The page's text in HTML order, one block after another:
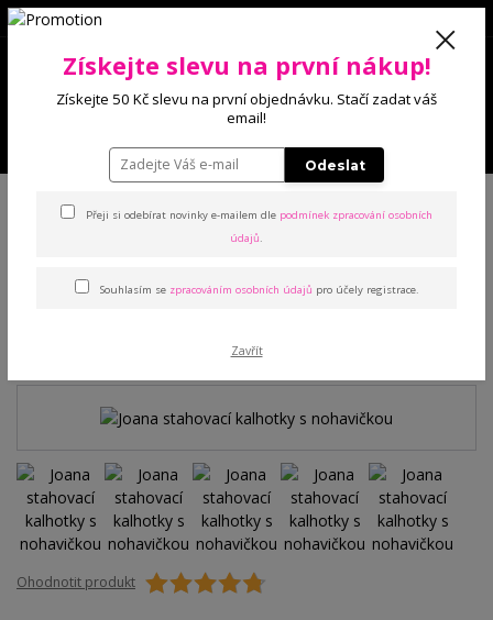
0 Kč
nohavičkou
Ohodnotit produkt
Získejte slevu na první nákup!
Získejte 50 Kč slevu na první objednávku. Stačí zadat váš
email!
Odeslat
Přeji si odebírat novinky e-mailem dle podmínek zpracování osobních
údajů.
Souhlasím se zpracováním osobních údajů pro účely registrace.
Zavřít